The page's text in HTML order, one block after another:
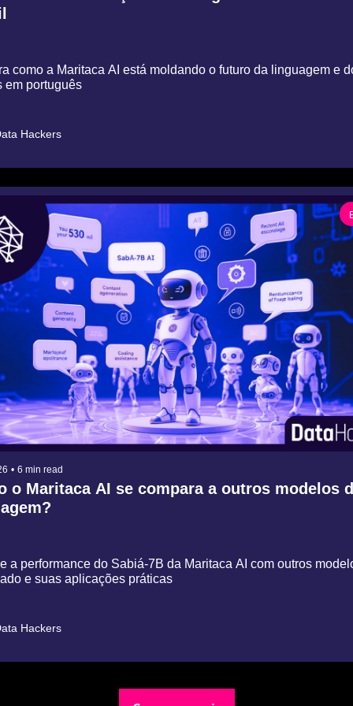
como a Maritaca AI está moldando o futuro da linguagem e
em português
Hackers
• 6 min read
o Maritaca AI se compara a outros modelos
a performance do Sabiá-7B da Maritaca AI com outros
e suas aplicações práticas
Hackers